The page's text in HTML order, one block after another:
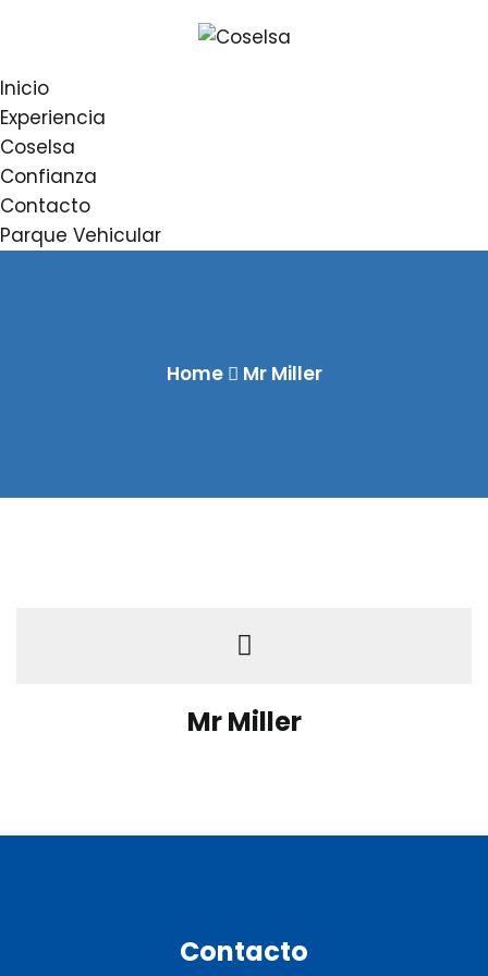
Inicio
Experiencia
Coselsa
Confianza
Contacto
Parque Vehicular
Home Mr Miller
Mr Miller
Contacto